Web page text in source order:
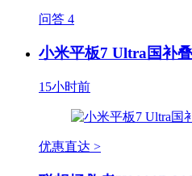
问答 4
小米平板7 Ultra国补
15小时前
优惠直达 >